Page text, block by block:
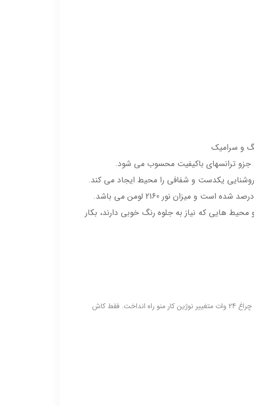
یکدست و شفافی را محیط ایجاد می کند.
در فروشگاه ها، بوتیک و محیط هایی که نیاز به جلوه رنگ خوبی دارند، بکار
برقکار من برشهای سقف پارکینگ 6 سانتی بریده بود. من هیچ چراغ پر نوری گیرم نمی امد که به گرد بر 6 بخوره ولی چراغ 24 وات متغییر نوژین کار منو راه انداخت. فقط کاش